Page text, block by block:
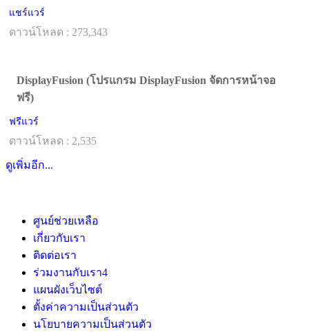
แชร์แวร์
ดาวน์โหลด : 273,343
DisplayFusion (โปรแกรม DisplayFusion จัดการหน้าจอ
ฟรี)
ฟรีแวร์
ดาวน์โหลด : 2,535
ดูเพิ่มอีก...
ศูนย์ช่วยเหลือ
เกี่ยวกับเรา
ติดต่อเรา
ร่วมงานกับเรา4
แผนผังเว็บไซต์
ตั้งค่าความเป็นส่วนตัว
นโยบายความเป็นส่วนตัว